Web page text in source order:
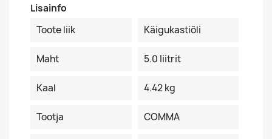
Lisainfo
Toote liik
Käigukastiõli
Maht 5.0 Iiitrit
Kaal 4.42 kg
Tootja COMMA